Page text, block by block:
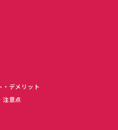
・デメリット
注意点